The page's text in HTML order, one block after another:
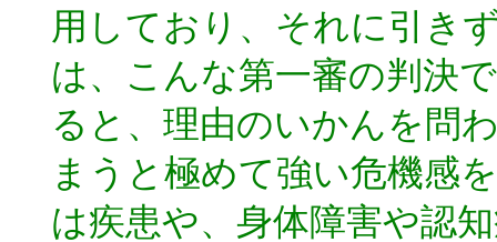
用しており、それに引き
は、こんな第一審の判決
ると、理由のいかんを問
まうと極めて強い危機感
は疾患や、身体障害や認